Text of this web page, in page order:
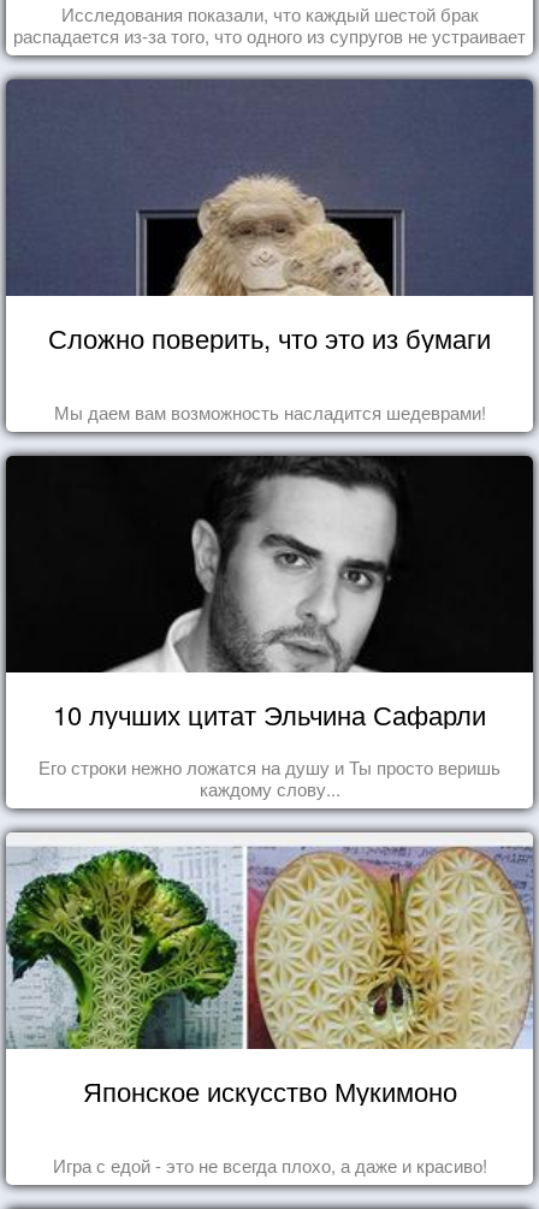
Исследования показали, что каждый шестой брак
распадается из-за того, что одного из супругов не устраивает
та роль, которая выпала ему в семье.
Сложно поверить, что это из бумаги
Мы даем вам возможность насладится шедеврами!
10 лучших цитат Эльчина Сафарли
Его строки нежно ложатся на душу и Ты просто веришь
каждому слову...
Японское искусство Мукимоно
Игра с едой - это не всегда плохо, а даже и красиво!